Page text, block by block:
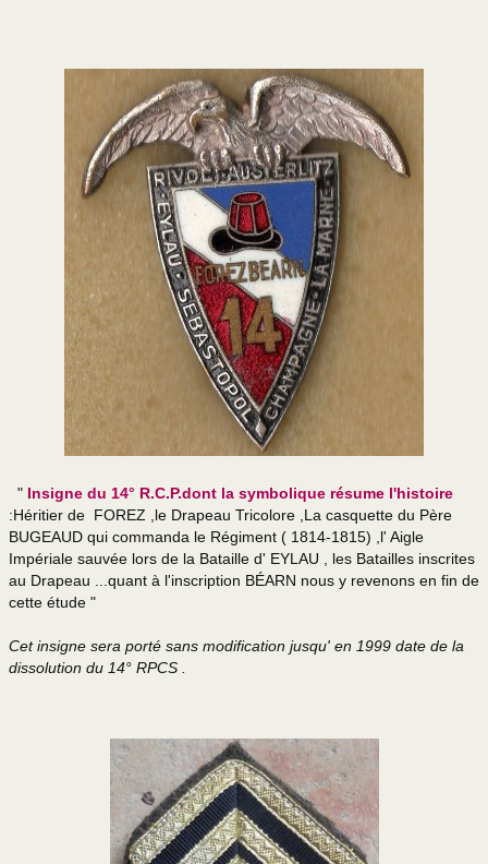
" Insigne du 14° R.C.P.dont la symbolique résume l'histoire
:Héritier de FOREZ ,le Drapeau Tricolore ,La casquette du Père
BUGEAUD qui commanda le Régiment ( 1814-1815) ,l' Aigle
Impériale sauvée lors de la Bataille d' EYLAU , les Batailles inscrites
au Drapeau ...quant à l'inscription BÉARN nous y revenons en fin de
cette étude "
Cet insigne sera porté sans modification jusqu' en 1999 date de la
dissolution du 14° RPCS .